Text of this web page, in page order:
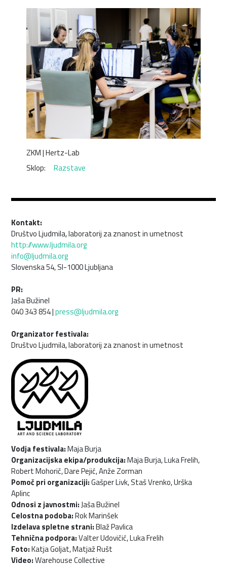
ZKM | Hertz-Lab
Razstave
Kontakt:
Društvo Ljudmila, laboratorij za znanost in umetnost
http://www.ljudmila.org
info@ljudmila.org
Slovenska 54, SI-1000 Ljubljana
PR:
Jaša Bužinel
040 343 854 |press@ljudmila.org
Organizator festivala:
Društvo Ljudmila, laboratorij za znanost in umetnost
Vodja festivala:Maja Burja
Organizacijska ekipa/produkcija:Maja Burja, Luka Frelih,
Robert Mohorič, Dare Pejić, Anže Zorman
Pomoč pri organizaciji:Gašper Livk, Staš Vrenko, Urška
Aplinc
Odnosi z javnostmi:Jaša Bužinel
Celostna podoba:Rok Marinšek
Izdelava spletne strani:Blaž Pavlica
Tehnična podpora:Valter Udovičić, Luka Frelih
Foto:Katja Goljat, Matjaž Rušt
Video:Warehouse Collective